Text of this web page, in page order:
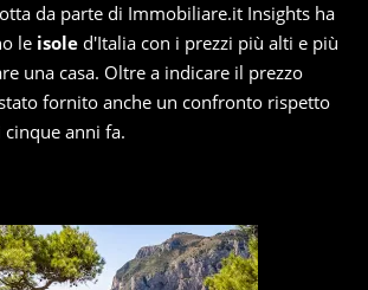
da parte di Immobiliare.it Insights ha
le isole d'Italia con i prezzi più alti e più
una casa. Oltre a indicare il prezzo
fornito anche un confronto rispetto
anni fa.